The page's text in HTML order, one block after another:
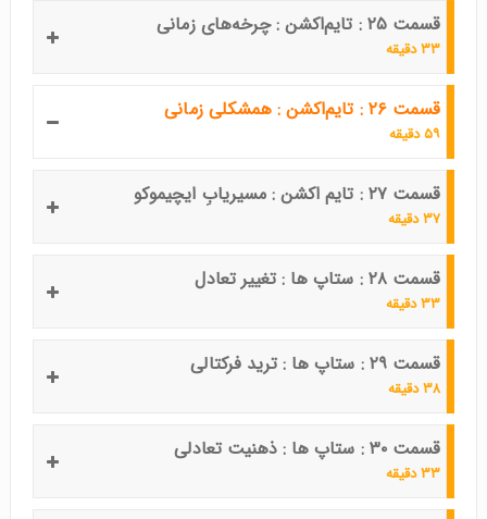
قسمت ۲۵ : تایم‌اکشن : چرخه‌های زمانی
۳۳ دقیقه
قسمت ۲۶ : تایم‌اکشن : همشکلی زمانی
۵۹ دقیقه
قسمت ۲۷ : تایم اکشن : مسیریابِ ایچیموکو
۳۷ دقیقه
قسمت ۲۸ : ستاپ ها : تغییر تعادل
۳۳ دقیقه
قسمت ۲۹ : ستاپ ها : ترید فرکتالی
۳۸ دقیقه
قسمت ۳۰ : ستاپ ها : ذهنیت تعادلی
۳۳ دقیقه